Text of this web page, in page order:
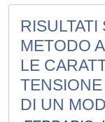
METODO
LE
DI UN